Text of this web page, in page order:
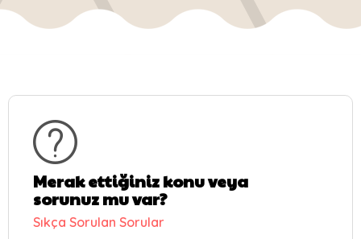
Merak ettiğiniz konu veya
sorunuz mu var?
Sıkça Sorulan Sorular